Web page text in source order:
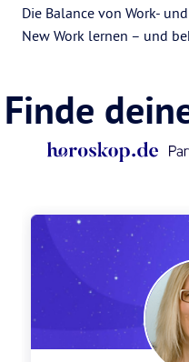
Die Balance von Work-
New Work lernen – und
Finde